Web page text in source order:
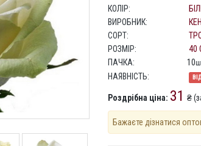
КОЛІР:
ВИРОБНИК:
СОРТ:
РОЗМІР:
40
ПАЧКА:
10
НАЯВНІСТЬ:
Роздрібна ціна: 31 ₴
Бажаєте дізнатися